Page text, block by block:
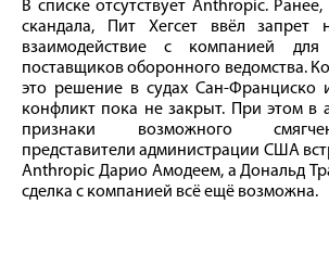
В списке отсутствует Anthropic. Ранее,
скандала, Пит Хегсет ввёл запрет
взаимодействие с компанией
поставщиков оборонного ведомства.
это решение в судах Сан-Франциско
конфликт пока не закрыт. При этом в
признаки возможного
представители администрации США
Anthropic Дарио Амодеем, а Дональд
сделка с компанией всё ещё возможна.